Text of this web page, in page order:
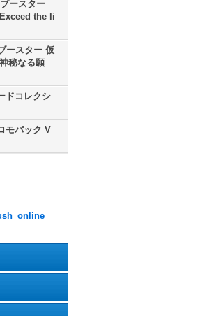
ースター
the li
ースター 仮
秘なる願
ドコレクシ
モパック V